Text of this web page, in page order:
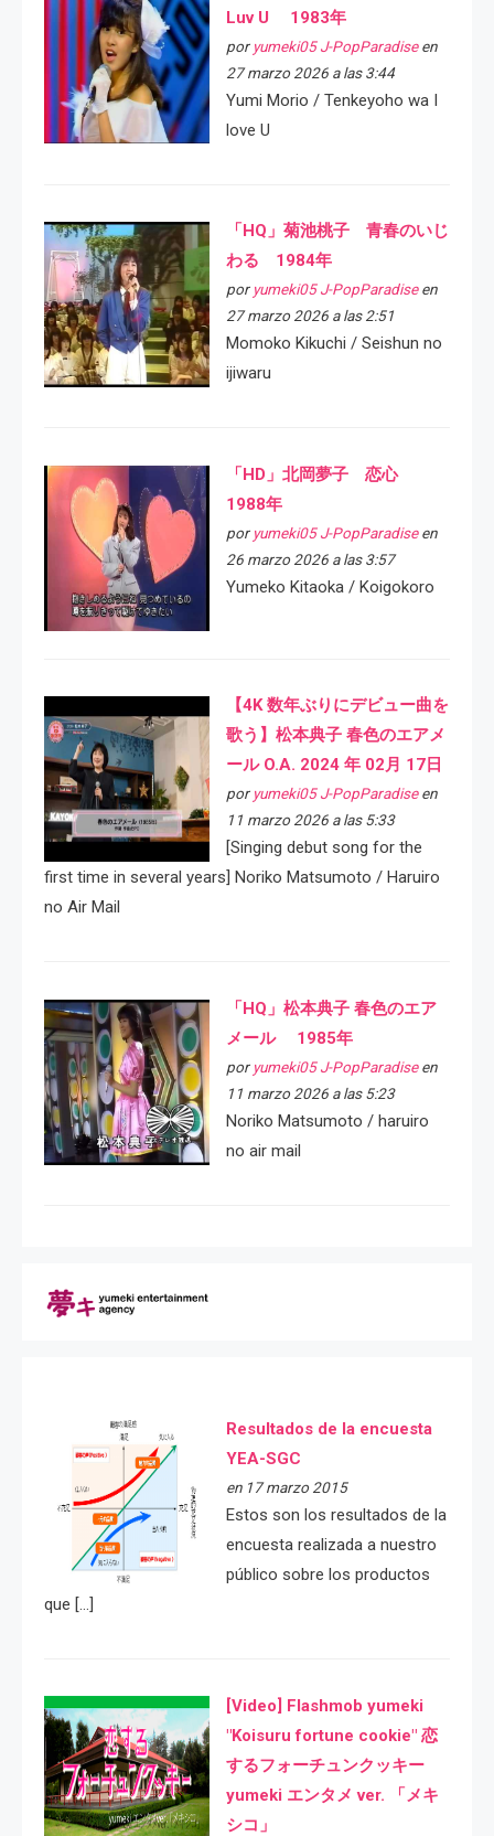
Luv U 1983年
por yumeki05 J-PopParadiseen
27 marzo 2026 a las 3:44
Yumi Morio / Tenkeyoho wa I
love U
「HQ」菊池桃子 青春のいじ
わる 1984年
por yumeki05 J-PopParadiseen
27 marzo 2026 a las 2:51
Momoko Kikuchi / Seishun no
ijiwaru
「HD」北岡夢子 恋心
1988年
por yumeki05 J-PopParadiseen
26 marzo 2026 a las 3:57
Yumeko Kitaoka / Koigokoro
【4K 数年ぶりにデビュー曲を
歌う】松本典子 春色のエアメ
ール O.A. 2024 年 02月 17日
por yumeki05 J-PopParadiseen
11 marzo 2026 a las 5:33
[Singing debut song for the
first time in several years] Noriko Matsumoto / Haruiro
no Air Mail
「HQ」松本典子 春色のエア
メール 1985年
por yumeki05 J-PopParadiseen
11 marzo 2026 a las 5:23
Noriko Matsumoto / haruiro
no air mail
Resultados de la encuesta
YEA-SGC
en 17 marzo 2015
Estos son los resultados de la
encuesta realizada a nuestro
público sobre los productos
que […]
[Video] Flashmob yumeki
"Koisuru fortune cookie" 恋
するフォーチュンクッキー
yumeki エンタメ ver. 「メキ
シコ」